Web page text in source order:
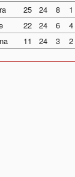
25 24 8 1
22 24 6 4
11 24 3 2